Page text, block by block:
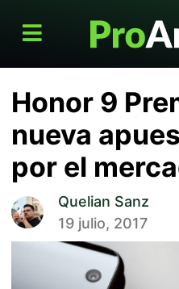
Honor 9
nueva
por el
Quelian Sanz
19 julio, 2017